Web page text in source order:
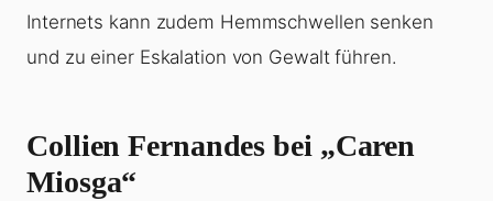
Internets kann zudem Hemmschwellen senken
und zu einer Eskalation von Gewalt führen.
Collien Fernandes bei „Caren
Miosga“